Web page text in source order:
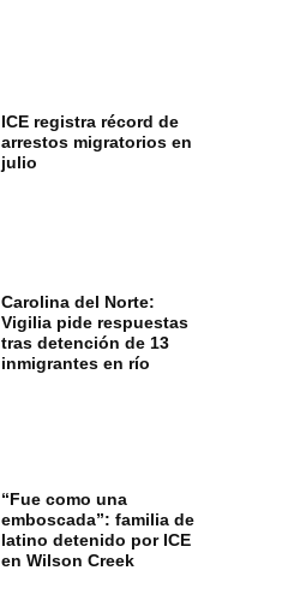
ICE registra récord de
arrestos migratorios en
julio
Carolina del Norte:
Vigilia pide respuestas
tras detención de 13
inmigrantes en río
“Fue como una
emboscada”: familia de
latino detenido por ICE
en Wilson Creek